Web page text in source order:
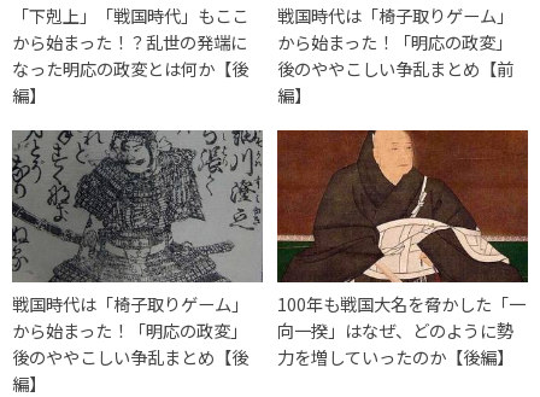
「下剋上」「戦国時代」もここ
から始まった！？乱世の発端に
なった明応の政変とは何か【後
編】
戦国時代は「椅子取りゲーム」
から始まった！「明応の政変」
後のややこしい争乱まとめ【前
編】
戦国時代は「椅子取りゲーム」
から始まった！「明応の政変」
後のややこしい争乱まとめ【後
編】
100年も戦国大名を脅かした「一
向一揆」はなぜ、どのように勢
力を増していったのか【後編】